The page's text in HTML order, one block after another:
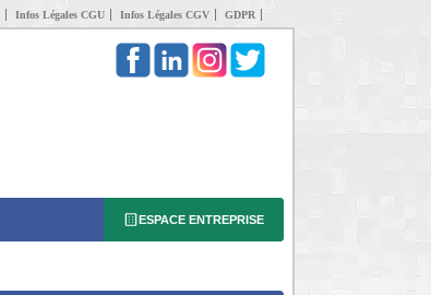
Infos Légales CGU Infos Légales CGV GDPR
ESPACE ENTREPRISE